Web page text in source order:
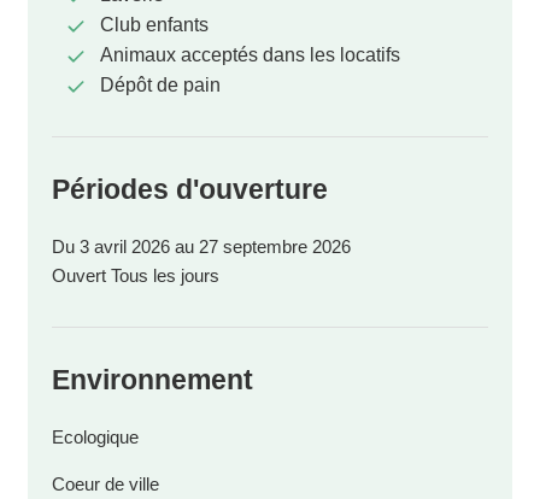
Club enfants
Animaux acceptés dans les locatifs
Dépôt de pain
Périodes d'ouverture
Du 3 avril 2026 au 27 septembre 2026
Ouvert Tous les jours
Environnement
Ecologique
Coeur de ville